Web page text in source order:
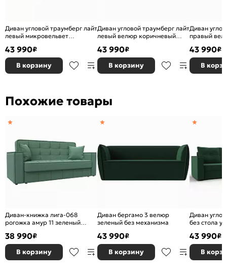
Диван угловой траумберг лайт
левый микровельвет
43 990₽
В корзину
Диван угловой траумберг лайт
левый велюр коричневый
43 990₽
В корзину
Диван
правый
43 990₽
В
Похожие товары
Диван-книжка лига-068
рогожка амур 11 зеленый
38 990₽
В корзину
Диван бергамо 3 велюр
зеленый без механизма
43 990₽
В корзину
Диван
без стола
еврокнижка
43 990₽
В